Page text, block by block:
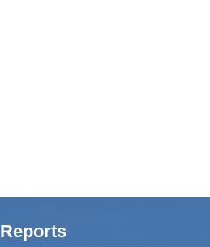
Reports